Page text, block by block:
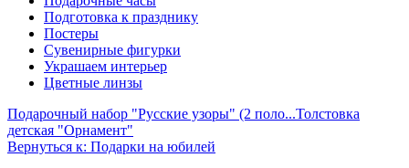
Подготовка к празднику
Постеры
Сувенирные фигурки
Украшаем интерьер
Цветные линзы
Подарочный набор "Русские узоры" (2 поло...Толстовка
детская "Орнамент"
Вернуться к: Подарки на юбилей